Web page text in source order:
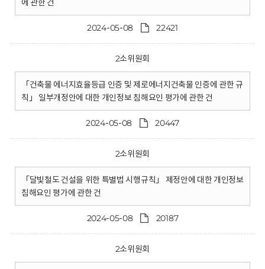
에 관한 건
2024-05-08 22421
2소위원회
「건축물 에너지효율등급 인증 및 제로에너지건축물 인증에 관한 규
칙」 일부개정안에 대한 개인정보 침해요인 평가에 관한 건
2024-05-08 20447
2소위원회
「달빛철도 건설을 위한 특별법 시행규칙」 제정안에 대한 개인정보
침해요인 평가에 관한 건
2024-05-08 20187
2소위원회